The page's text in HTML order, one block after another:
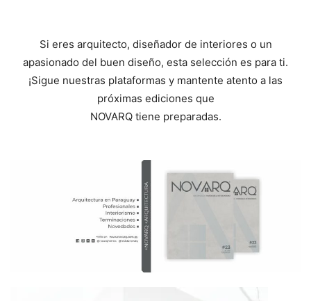
Si eres arquitecto, diseñador de interiores o un
apasionado del buen diseño, esta selección es para ti.
¡Sigue nuestras plataformas y mantente atento a las
próximas ediciones que
NOVARQ tiene preparadas.